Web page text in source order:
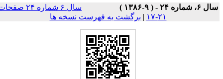
۲۴ - ( ۹-۱۳۸۶ )
سال ۶ شماره ۲۴ صفحات
|برگشت به فهرست نسخه ها